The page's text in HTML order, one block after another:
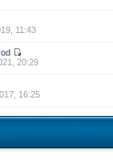
11:43
20:29
16:25